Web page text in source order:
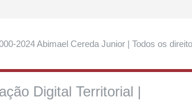
2024 Abimael Cereda Junior | Todos os
Digital Territorial |